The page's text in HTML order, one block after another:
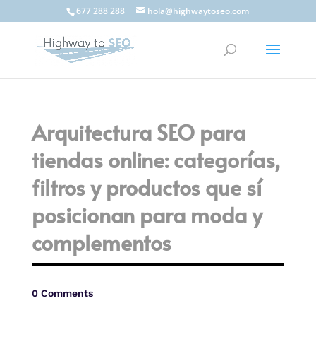
677 288 288 hola@highwaytoseo.com
Arquitectura SEO para
tiendas online: categorías,
filtros y productos que sí
posicionan para moda y
complementos
0 Comments